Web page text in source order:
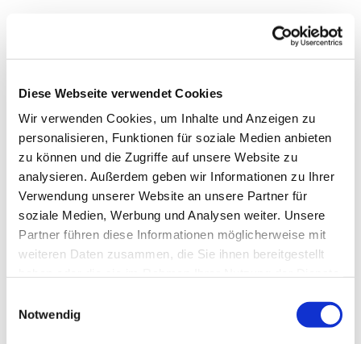
Diese Webseite verwendet Cookies
Wir verwenden Cookies, um Inhalte und Anzeigen zu
personalisieren, Funktionen für soziale Medien anbieten
zu können und die Zugriffe auf unsere Website zu
analysieren. Außerdem geben wir Informationen zu Ihrer
Verwendung unserer Website an unsere Partner für
soziale Medien, Werbung und Analysen weiter. Unsere
Partner führen diese Informationen möglicherweise mit
weiteren Daten zusammen, die Sie ihnen bereitgestellt
Notwendig